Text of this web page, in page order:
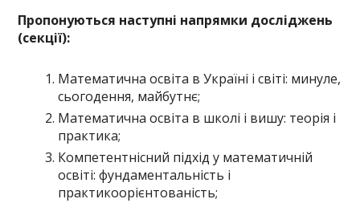
Пропонуються наступні напрямки досліджень
(секції):
Математична освіта в Україні і світі: минуле,
сьогодення, майбутнє;
Математична освіта в школі і вишу: теорія і
практика;
Компетентнісний підхід у математичній
освіті: фундаментальність і
практикоорієнтованість;